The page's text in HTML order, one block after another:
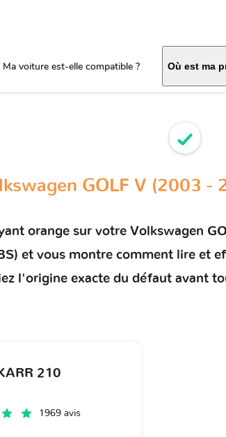
Ma voiture est-elle compatible ? Où est ma
GOLF V (2003 -
orange sur votre Volkswagen
et vous montre comment lire et
l'origine exacte du défaut avant
210
1969 avis